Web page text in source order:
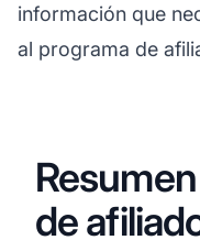
información que
al programa de
de